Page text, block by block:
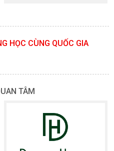
HỌC CÙNG QUỐC GIA
TÂM